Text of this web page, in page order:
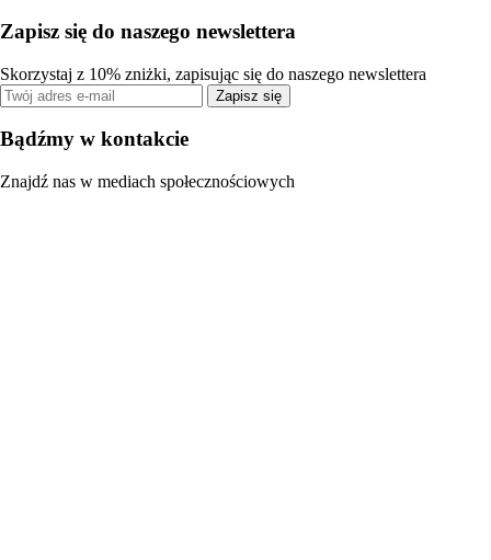
Zapisz się do naszego newslettera
Skorzystaj z 10% zniżki, zapisując się do naszego newslettera
Zapisz się
Bądźmy w kontakcie
Znajdź nas w mediach społecznościowych